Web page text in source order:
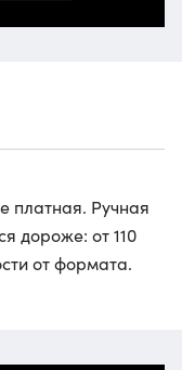
платная. Ручная
дороже: от 110
от формата.